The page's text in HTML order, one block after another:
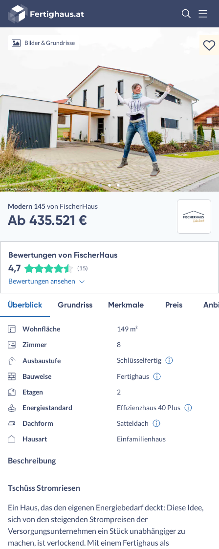
Fertighaus
Logo
AnmeldenBilder & Grundrisse
Modern 145von FischerHaus
Ab 435.521 €
Bewertungen von FischerHaus
4,7 (15)
Bewertungen ansehen
Überblick Grundriss Merkmale Preis
Wohnfläche
149 m²
Zimmer
8
Ausbaustufe
Schlüsselfertig
Bauweise
Fertighaus
Etagen
2
Energiestandard
Effizienzhaus 40 Plus
Dachform
Satteldach
Hausart
Einfamilienhaus
Beschreibung
Tschüss Stromriesen
Ein Haus, das den eigenen Energiebedarf deckt: Diese Idee,
sich von den steigenden Strompreisen der
Versorgungsunternehmen ein Stück unabhängiger zu
machen, ist verlockend. Mit einem Fertighaus als